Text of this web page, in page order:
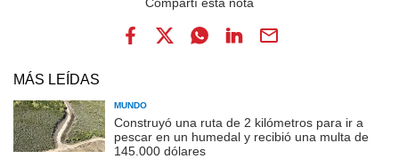
MÁS LEÍDAS
MUNDO
Construyó una ruta de 2 kilómetros para ir a
pescar en un humedal y recibió una multa de
145.000 dólares